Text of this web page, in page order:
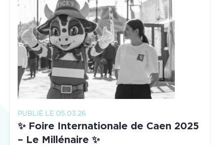
PUBLIÉ LE 05.03.26
✨ Foire Internationale de Caen 2025
– Le Millénaire ✨